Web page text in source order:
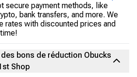
secure payment methods, like
bank transfers, and more. We
rates with discounted prices and
bons de réduction Obucks
Shop